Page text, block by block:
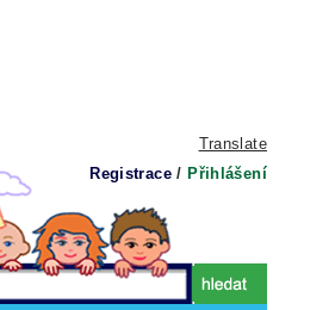
Translate
Registrace / Přihlášení